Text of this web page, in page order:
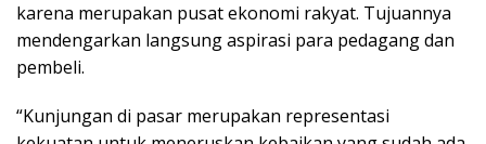
karena merupakan pusat ekonomi rakyat. Tujuannya
mendengarkan langsung aspirasi para pedagang dan
pembeli.
“Kunjungan di pasar merupakan representasi